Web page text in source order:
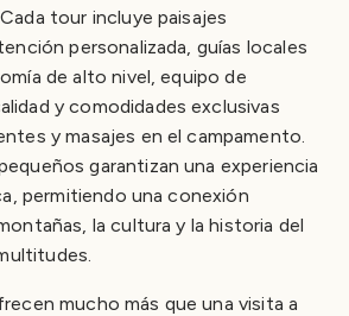
tour incluye paisajes
personalizada, guías locales
de alto nivel, equipo de
y comodidades exclusivas
y masajes en el campamento.
garantizan una experiencia
permitiendo una conexión
la cultura y la historia del
mucho más que una visita a